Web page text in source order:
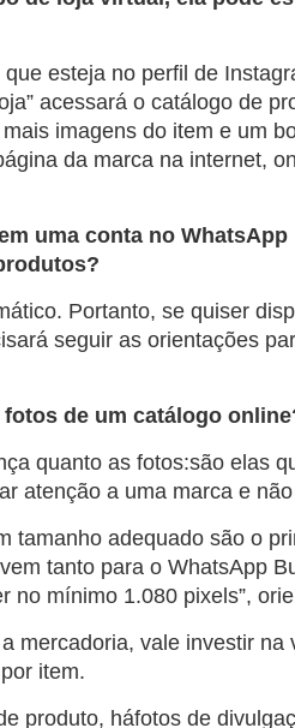
esteja no perfil de
acessará o catálogo de
imagens do item e um
da marca na internet,
uma conta no
Portanto, se quiser
seguir as orientações
de um catálogo
quanto as fotos:são elas
atenção a uma marca e
tamanho adequado são o
tanto para o WhatsApp
no mínimo 1.080 pixels”,
mercadoria, vale investir na
item.
produto, háfotos de